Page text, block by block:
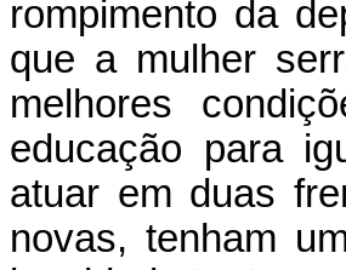
rompimento da
que a mulher
melhores
educação para
atuar em duas
novas, tenham